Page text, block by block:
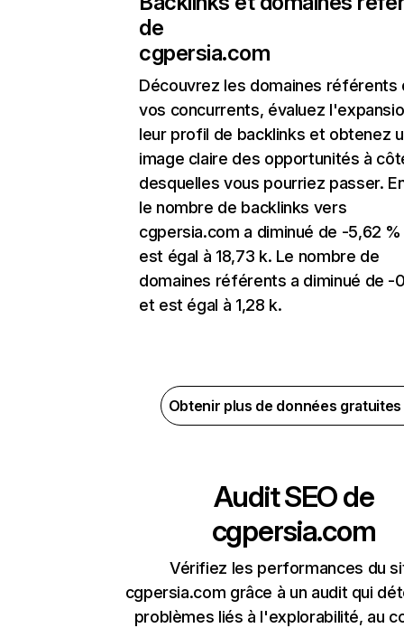
de
cgpersia.com
Découvrez les domaines référents
vos concurrents, évaluez
leur profil de backlinks et obtenez
image claire des opportunités à
desquelles vous pourriez passer.
le nombre de backlinks vers
cgpersia.com a diminué de -5,62
est égal à 18,73 k. Le nombre de
domaines référents a diminué de -
et est égal à 1,28 k.
Obtenir plus de données
Audit SEO de
cgpersia.com
Vérifiez les performances du
cgpersia.com grâce à un audit qui
problèmes liés à l'explorabilité, au